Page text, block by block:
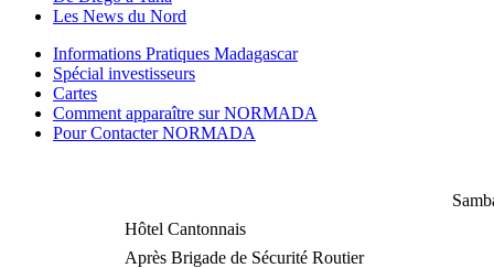
Les News du Nord
Informations Pratiques Madagascar
Spécial investisseurs
Cartes
Comment apparaître sur NORMADA
Pour Contacter NORMADA
Hôtel Cantonnais
Après Brigade de Sécurité Routier